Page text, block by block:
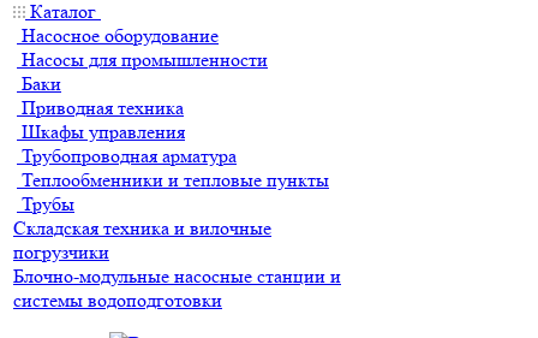
Каталог
Насосное оборудование
Насосы для промышленности
Баки
Приводная техника
Шкафы управления
Трубопроводная арматура
Теплообменники и тепловые пункты
Трубы
Складская техника и вилочные
погрузчики
Блочно-модульные насосные станции и
системы водоподготовки